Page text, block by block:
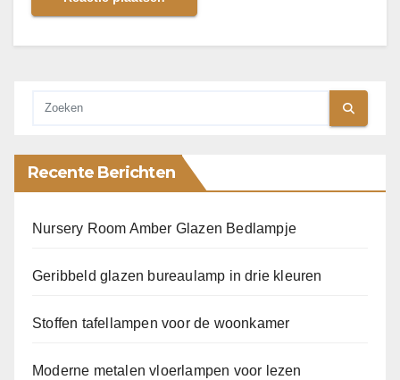
Recente Berichten
Nursery Room Amber Glazen Bedlampje
Geribbeld glazen bureaulamp in drie kleuren
Stoffen tafellampen voor de woonkamer
Moderne metalen vloerlampen voor lezen